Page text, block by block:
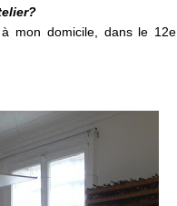
mon domicile, dans le 12e